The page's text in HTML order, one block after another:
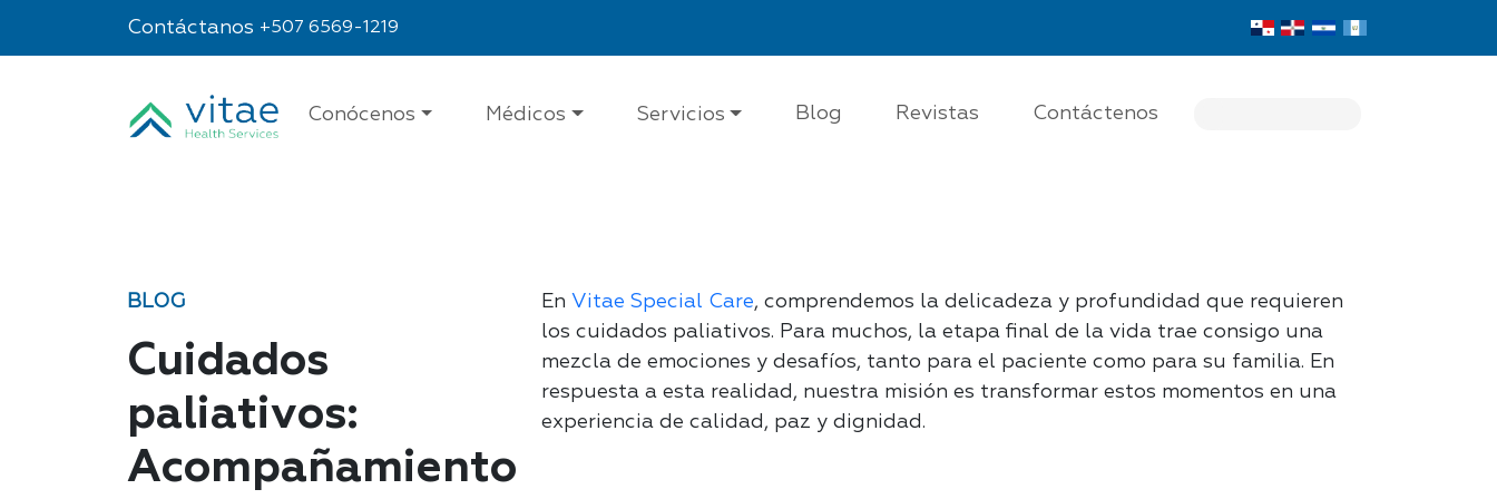
Contáctanos +507 6569-1219
Conócenos Médicos Servicios Blog Revistas Contáctenos
BLOG
Cuidados
paliativos:
Acompañamiento
En Vitae Special Care, comprendemos la delicadeza y profundidad que requieren
los cuidados paliativos. Para muchos, la etapa final de la vida trae consigo una
mezcla de emociones y desafíos, tanto para el paciente como para su familia. En
respuesta a esta realidad, nuestra misión es transformar estos momentos en una
experiencia de calidad, paz y dignidad.